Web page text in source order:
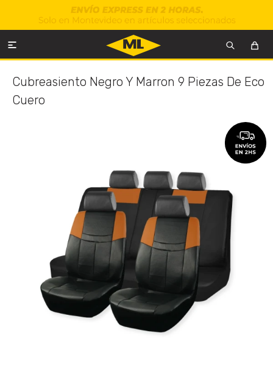

Cubreasiento Negro Y Marron 9 Piezas De Eco
Cuero